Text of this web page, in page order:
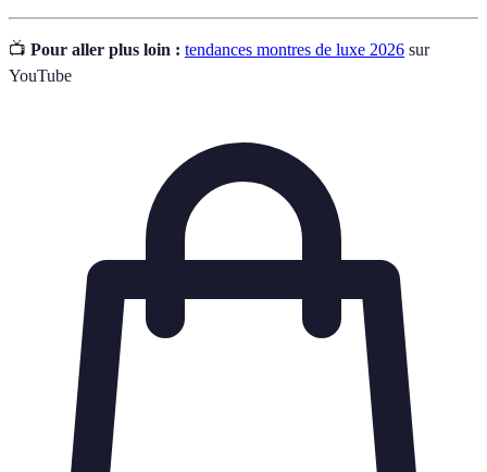
📺 Pour aller plus loin : tendances montres de luxe 2026 sur
YouTube